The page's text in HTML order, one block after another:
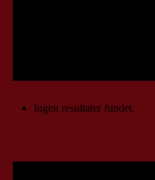
Ingen resultater fundet.